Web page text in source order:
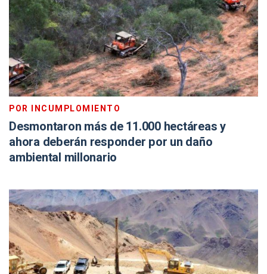
POR INCUMPLOMIENTO
Desmontaron más de 11.000 hectáreas y
ahora deberán responder por un daño
ambiental millonario